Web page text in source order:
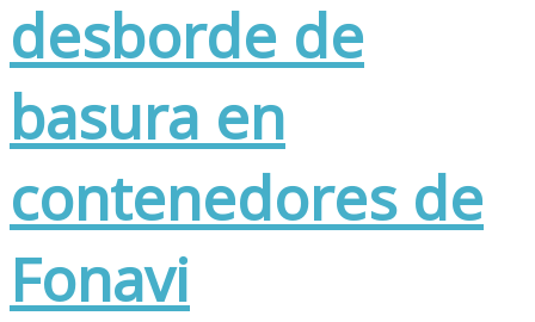
desborde de
basura en
contenedores de
Fonavi